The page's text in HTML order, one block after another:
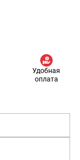
Удобная
оплата